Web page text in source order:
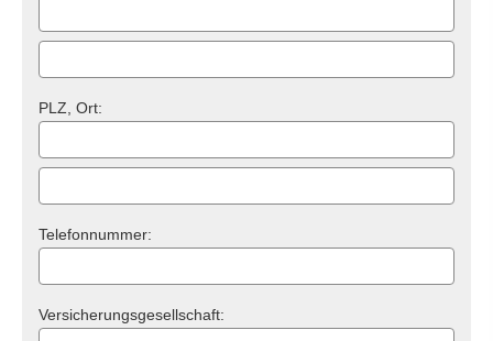
PLZ, Ort:
Telefonnummer:
Versicherungsgesellschaft: